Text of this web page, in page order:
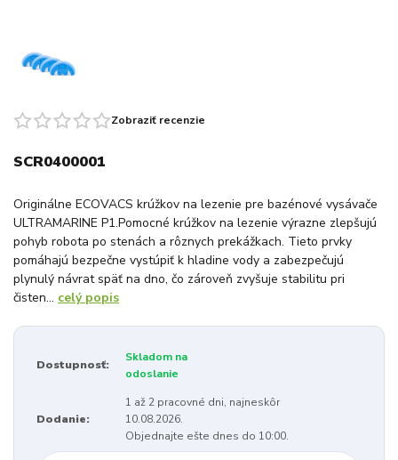
Zobraziť recenzie
SCR0400001
Originálne ECOVACS krúžkov na lezenie pre bazénové vysávače
ULTRAMARINE P1.Pomocné krúžkov na lezenie výrazne zlepšujú
pohyb robota po stenách a rôznych prekážkach. Tieto prvky
pomáhajú bezpečne vystúpiť k hladine vody a zabezpečujú
plynulý návrat späť na dno, čo zároveň zvyšuje stabilitu pri
čisten... celý popis
Dostupnosť:
Skladom na
odoslanie
Dodanie:
1 až 2 pracovné dni, najneskôr
10.08.2026.
Objednajte ešte dnes do 10:00.